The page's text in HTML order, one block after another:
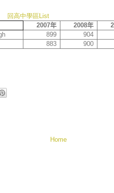
回高中學區List
2007年 2008年
899 904
883 900
Home